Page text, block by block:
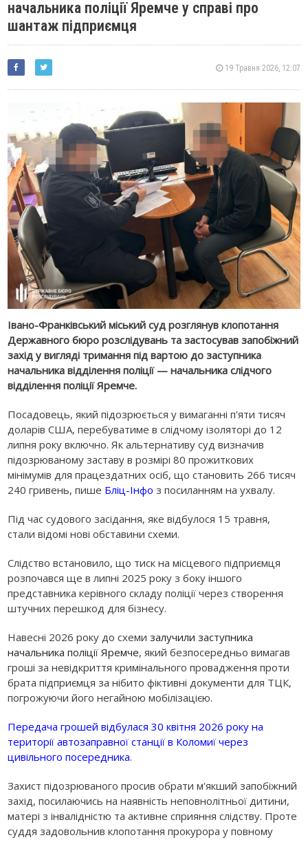
начальника поліції Яремче у справі про
шантаж підприємця
19 Травня 2026, 12:07
Івано-Франківський міський суд розглянув клопотання
Державного бюро розслідувань та застосував запобіжний
захід у вигляді тримання під вартою до заступника
начальника відділення поліції — начальника слідчого
відділення поліції Яремче.
Посадовець, який підозрюється у вимаганні п'яти тисяч
доларів США, перебуватиме в слідчому ізоляторі до 12
липня року включно. Як альтернативу суд визначив
підозрюваному заставу в розмірі 80 прожиткових
мінімумів для працездатних осіб, що становить 266 тисяч
240 гривень, пише Бліц-Інфоз посиланням на ухвалу.
Під час судового засідання, яке відбулося 15 травня,
стали відомі нові обставини схеми.
Слідство встановило, що тиск на місцевого підприємця
розпочався ще в липні 2025 року з боку іншого
представника керівного складу поліції через створення
штучних перешкод для бізнесу.
Навесні 2026 року до схемизалучили заступника
начальника поліції Яремче, який безпосередньо вимагав
гроші за невідкриття кримінального провадження проти
брата підприємця за нібито фіктивні документи для ТЦК,
погрожуючи його негайною мобілізацією.
Передача грошей відбулася 30 квітня 2026 року на
території автозаправної станції в Коломиї через
цивільного посередника.
Захист підозрюваного просив обрати м'якший запобіжний
захід, посилаючись на наявність неповнолітньої дитини,
матері з інвалідністю та активне сприяння слідству. Проте
суддя задовольнив клопотання прокурора у повному